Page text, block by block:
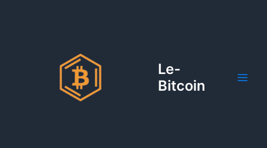
Le-
Bitcoin